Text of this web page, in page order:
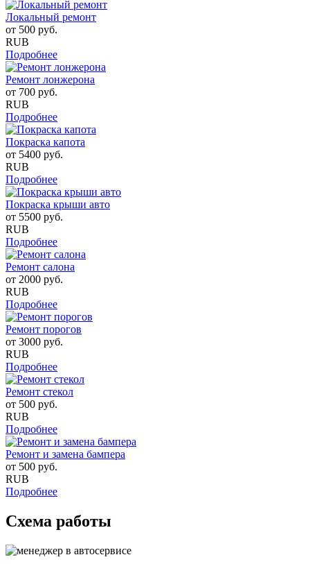
Локальный ремонт
от 500 руб.
RUB
Подробнее
Ремонт лонжерона
от 700 руб.
RUB
Подробнее
Покраска капота
от 5400 руб.
RUB
Подробнее
Покраска крыши авто
от 5500 руб.
RUB
Подробнее
Ремонт салона
от 2000 руб.
RUB
Подробнее
Ремонт порогов
от 3000 руб.
RUB
Подробнее
Ремонт стекол
от 500 руб.
RUB
Подробнее
Ремонт и замена бампера
от 500 руб.
RUB
Подробнее
Схема работы